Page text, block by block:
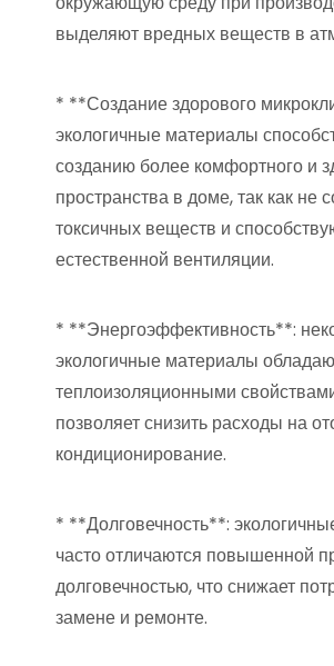
выделяют вредных веществ в
* **Создание здорового
экологичные материалы
созданию более комфортного и
пространства в доме, так как не
токсичных веществ и
естественной вентиляции.
* **Энергоэффективность**:
экологичные материалы
теплоизоляционными
позволяет снизить расходы на
кондиционирование.
* **Долговечность**:
часто отличаются повышенной
долговечностью, что снижает
замене и ремонте.